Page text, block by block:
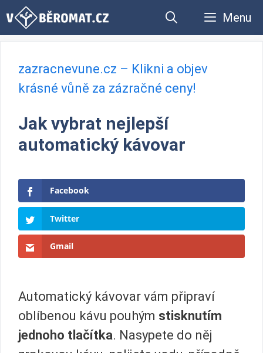
Přeskočit
Menu
zazracnevune.cz – Klikni a objev
krásné vůně za zázračné ceny!
Jak vybrat nejlepší
automatický kávovar
Facebook
Twitter
Gmail
Automatický kávovar vám připraví
oblíbenou kávu pouhým stisknutím
jednoho tlačítka. Nasypete do něj